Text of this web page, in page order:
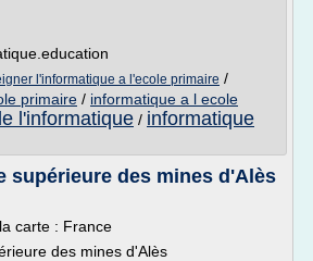
l'informatique a l'ecole primaire /
primaire / informatique a l ecole
l'informatique / informatique
supérieure des mines d'Alès
carte : France
des mines d'Alès